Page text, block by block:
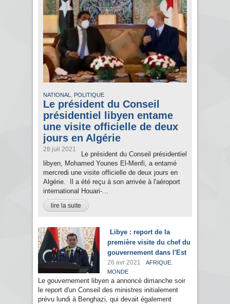
NATIONAL , POLITIQUE
Le président du Conseil
présidentiel libyen entame
une visite officielle de deux
jours en Algérie
28 juil 2021
Le président du Conseil présidentiel
libyen, Mohamed Younes El-Menfi, a entamé
mercredi une visite officielle de deux jours en
Algérie. Il a été reçu à son arrivée à l'aéroport
international Houari-...
lire la suite
Libye : report de la
première visite du chef du
gouvernement dans l'Est
26 avr 2021 AFRIQUE,
MONDE
Le gouvernement libyen a annoncé dimanche soir
le report d'un Conseil des ministres initialement
prévu lundi à Benghazi, qui devait également